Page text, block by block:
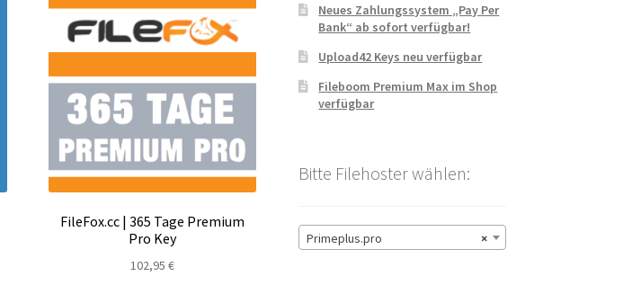
FileFox.cc | 365 Tage Premium
Pro Key
102,95€
Neues Zahlungssystem „Pay Per
Bank“ ab sofort verfügbar!
Upload42 Keys neu verfügbar
Fileboom Premium Max im Shop
verfügbar
Bitte Filehoster wählen:
×
Primeplus.pro